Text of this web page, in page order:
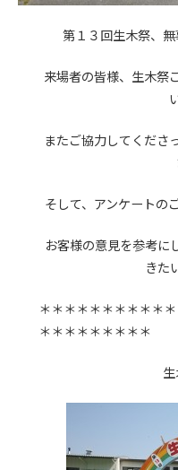
第１３回生木祭、無
来場者の皆様、生木祭
またご協力してくださ
そして、アンケートの
お客様の意見を参考に
きた
＊＊＊＊＊＊＊＊＊＊
＊＊＊＊＊＊＊＊＊